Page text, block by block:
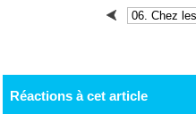
Réactions à cet article